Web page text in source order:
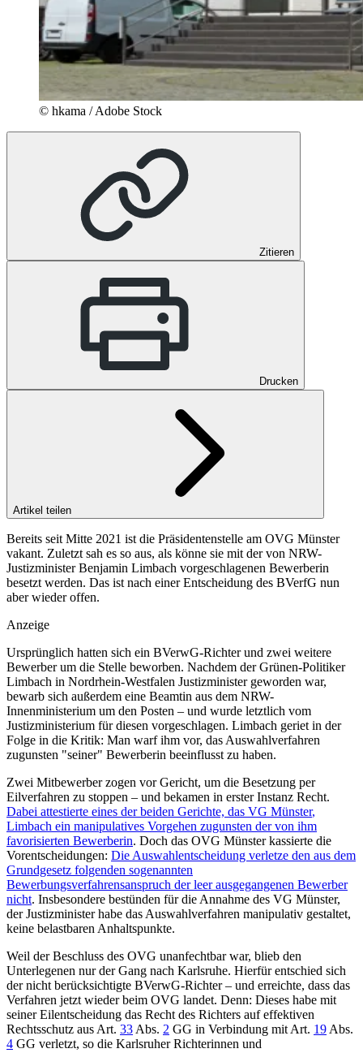
© hkama / Adobe Stock
Zitieren
Drucken
Artikel teilen
Bereits seit Mitte 2021 ist die Präsidentenstelle am OVG Münster
vakant. Zuletzt sah es so aus, als könne sie mit der von NRW-
Justizminister Benjamin Limbach vorgeschlagenen Bewerberin
besetzt werden. Das ist nach einer Entscheidung des BVerfG nun
aber wieder offen.
Anzeige
Ursprünglich hatten sich ein BVerwG-Richter und zwei weitere
Bewerber um die Stelle beworben. Nachdem der Grünen-Politiker
Limbach in Nordrhein-Westfalen Justizminister geworden war,
bewarb sich außerdem eine Beamtin aus dem NRW-
Innenministerium um den Posten – und wurde letztlich vom
Justizministerium für diesen vorgeschlagen. Limbach geriet in der
Folge in die Kritik: Man warf ihm vor, das Auswahlverfahren
zugunsten "seiner" Bewerberin beeinflusst zu haben.
Zwei Mitbewerber zogen vor Gericht, um die Besetzung per
Eilverfahren zu stoppen – und bekamen in erster Instanz Recht.
Dabei attestierte eines der beiden Gerichte, das VG Münster,
Limbach ein manipulatives Vorgehen zugunsten der von ihm
favorisierten Bewerberin. Doch das OVG Münsterkassierte die
Vorentscheidungen: Die Auswahlentscheidung verletze den aus dem
Grundgesetz folgenden sogenannten
Bewerbungsverfahrensanspruch der leer ausgegangenen Bewerber
nicht. Insbesondere bestünden für die Annahme des VG Münster,
der Justizminister habe das Auswahlverfahren manipulativ gestaltet,
keine belastbaren Anhaltspunkte.
Weil der Beschluss des OVG unanfechtbar war, blieb den
Unterlegenen nur der Gang nach Karlsruhe. Hierfür entschied sich
der nicht berücksichtigte BVerwG-Richter – und erreichte, dass das
Verfahren jetzt wieder beim OVG landet. Denn: Dieses habe mit
seiner Eilentscheidung das Recht des Richters auf effektiven
Rechtsschutz aus Art. 33 Abs. 2 GG in Verbindung mit Art. 19 Abs.
4 GG verletzt, so die Karlsruher Richterinnen und